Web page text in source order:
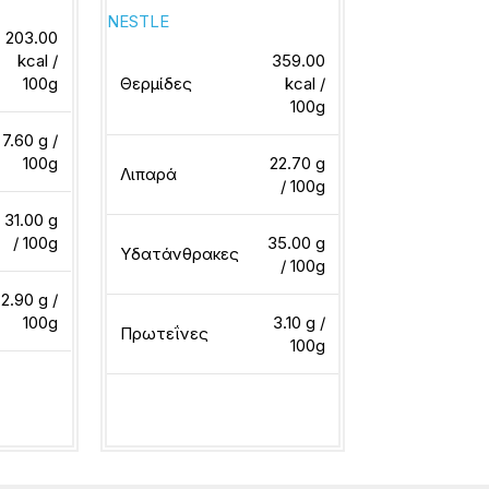
203.00
kcal /
100g
7.60 g /
100g
31.00 g
/ 100g
2.90 g /
100g
NESTLE
Θερμίδες
359.00
kcal /
100g
Λιπαρά
22.70 g
/ 100g
Υδατάνθρακες
35.00 g
/ 100g
Πρωτεΐνες
3.10 g /
100g